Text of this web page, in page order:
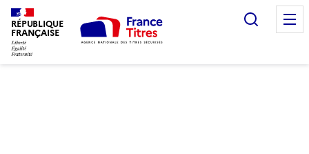
RÉPUBLIQUE
FRANÇAISE